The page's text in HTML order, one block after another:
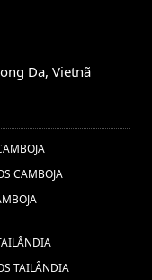
,
guia de
,Vacaciones a
hacer en
a
Meio Outono
Vacaciones
(1) ,Fruta de
(1) ,Viagens
,Bagan (1) ,
Da, Vietnã
CAMBOJA
TAILÂNDIA